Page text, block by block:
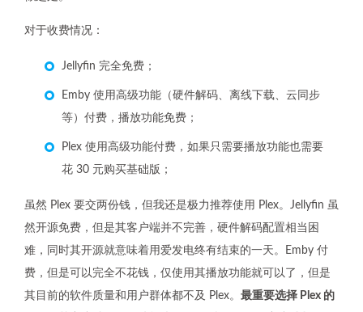
对于收费情况：
Jellyfin 完全免费；
Emby 使用高级功能（硬件解码、离线下载、云同步
等）付费，播放功能免费；
Plex 使用高级功能付费，如果只需要播放功能也需要
花 30 元购买基础版；
虽然 Plex 要交两份钱，但我还是极力推荐使用 Plex。Jellyfin 虽
然开源免费，但是其客户端并不完善，硬件解码配置相当困
难，同时其开源就意味着用爱发电终有结束的一天。Emby 付
费，但是可以完全不花钱，仅使用其播放功能就可以了，但是
其目前的软件质量和用户群体都不及 Plex。 最重要选择 Plex 的